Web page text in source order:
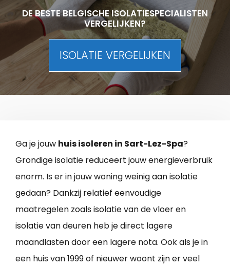
DE BESTE BELGISCHE ISOLATIESPECIALISTEN
VERGELIJKEN?
ISOLATIE VERGELIJKEN
Ga je jouw huis isoleren in Sart-Lez-Spa?
Grondige isolatie reduceert jouw energieverbruik
enorm. Is er in jouw woning weinig aan isolatie
gedaan? Dankzij relatief eenvoudige
maatregelen zoals isolatie van de vloer en
isolatie van deuren heb je direct lagere
maandlasten door een lagere nota. Ook als je in
een huis van 1999 of nieuwer woont zijn er veel